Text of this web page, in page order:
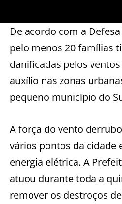
De acordo com a
pelo menos 20 famílias
danificadas pelos
auxílio nas zonas
pequeno município do
A força do vento
vários pontos da cidade
energia elétrica. A
atuou durante toda a
remover os destroços